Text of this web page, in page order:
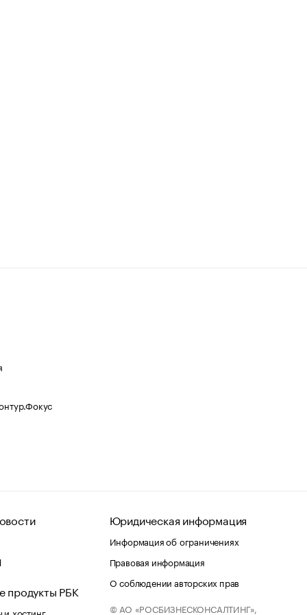
продукты РБК
хостинг
Юридическая информация
Информация об ограничениях
Правовая информация
О соблюдении авторских прав
© АО «РОСБИЗНЕСКОНСАЛТИНГ»,